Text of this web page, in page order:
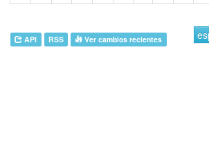
API RSS Ver cambios recientes